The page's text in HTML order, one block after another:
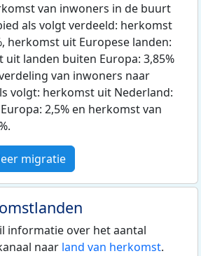
van inwoners in de buurt
als volgt verdeeld: herkomst
herkomst uit Europese landen:
uit landen buiten Europa: 3,85%
van inwoners naar
volgt: herkomst uit Nederland:
2,5% en herkomst van
migratie
informatie over het aantal
naar land van herkomst.